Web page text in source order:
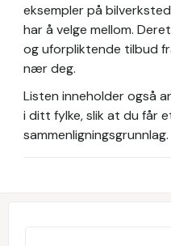
eksempler på
har å velge mellom.
og uforpliktende tilbud
nær deg.
Listen inneholder også
i ditt fylke, slik at du får
sammenligningsgrunnlag.